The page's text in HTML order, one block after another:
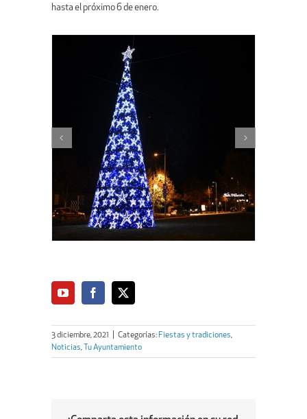
hasta el próximo 6 de enero.
3 diciembre, 2021 Categorías: Fiestas y tradiciones,
Noticias, Tu Ayuntamiento